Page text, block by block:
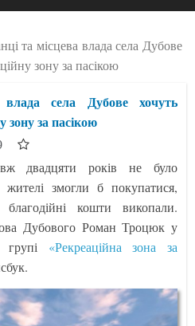
та місцева влада села Дубове
зону за пасікою
села Дубове хочуть
зону за пасікою
двадцяти років не було
змогли б покупатися,
кошти викопали.
Дубового Роман Троцюк у
групі «Рекреаційна зона за